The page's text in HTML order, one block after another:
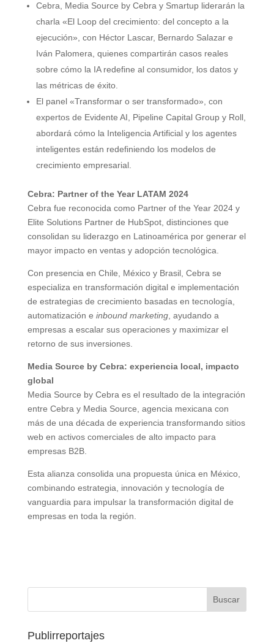
Cebra, Media Source by Cebra y Smartup liderarán la
charla «El Loop del crecimiento: del concepto a la
ejecución», con Héctor Lascar, Bernardo Salazar e
Iván Palomera, quienes compartirán casos reales
sobre cómo la IA redefine al consumidor, los datos y
las métricas de éxito.
El panel «Transformar o ser transformado», con
expertos de Evidente AI, Pipeline Capital Group y Roll,
abordará cómo la Inteligencia Artificial y los agentes
inteligentes están redefiniendo los modelos de
crecimiento empresarial.
Cebra: Partner of the Year LATAM 2024
Cebra fue reconocida como Partner of the Year 2024 y
Elite Solutions Partner de HubSpot, distinciones que
consolidan su liderazgo en Latinoamérica por generar el
mayor impacto en ventas y adopción tecnológica.
Con presencia en Chile, México y Brasil, Cebra se
especializa en transformación digital e implementación
de estrategias de crecimiento basadas en tecnología,
automatización e inbound marketing, ayudando a
empresas a escalar sus operaciones y maximizar el
retorno de sus inversiones.
Media Source by Cebra: experiencia local, impacto
global
Media Source by Cebra es el resultado de la integración
entre Cebra y Media Source, agencia mexicana con
más de una década de experiencia transformando sitios
web en activos comerciales de alto impacto para
empresas B2B.
Esta alianza consolida una propuesta única en México,
combinando estrategia, innovación y tecnología de
vanguardia para impulsar la transformación digital de
empresas en toda la región.
Publirreportajes